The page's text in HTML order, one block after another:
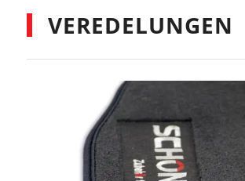
VEREDELUNGEN